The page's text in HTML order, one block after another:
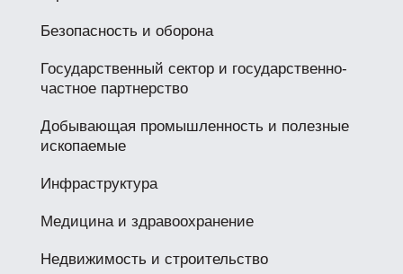
Безопасность и оборона
Государственный сектор и государственно-
частное партнерство
Добывающая промышленность и полезные
ископаемые
Инфраструктура
Медицина и здравоохранение
Недвижимость и строительство